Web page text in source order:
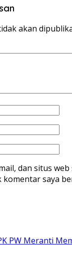
akan
dan situs web
saya